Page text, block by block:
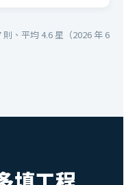
、平均 4.6 星（2026 年 6